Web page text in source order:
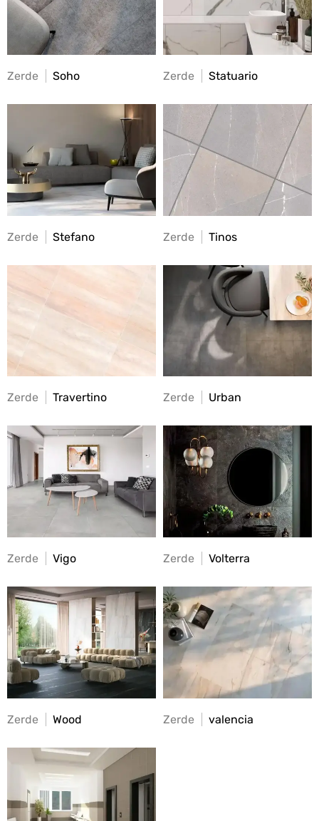
Zerde Soho Zerde Statuario
Zerde Stefano Zerde Tinos
Zerde Travertino Zerde Urban
Zerde Vigo Zerde Volterra
Zerde Wood Zerde valencia